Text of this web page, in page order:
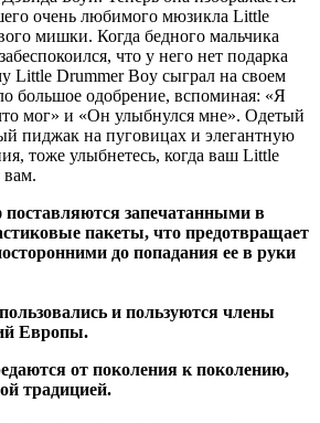
очень любимого мюзикла Little
мишки. Когда бедного мальчика
что у него нет подарка
Little Drummer Boy сыграл на своем
большое одобрение, вспоминая: «Я
мог» и «Он улыбнулся мне». Одетый
пиджак на пуговицах и элегантную
тоже улыбнетесь, когда ваш Little
вам.
запечатанными в
пакеты, что предотвращает
до попадания ее в руки
и пользуются члены
Европы.
от поколения к поколению,
традицией.